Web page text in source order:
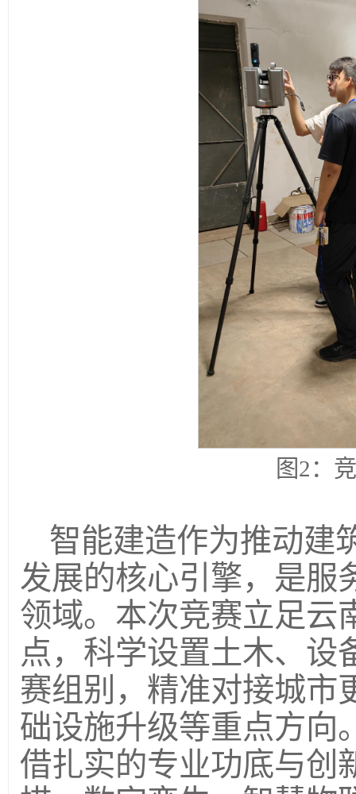
图2：
智能建造作为推动建
发展的核心引擎，是服
领域。本次竞赛立足云
点，科学设置土木、设
赛组别，精准对接城市
础设施升级等重点方向
借扎实的专业功底与创